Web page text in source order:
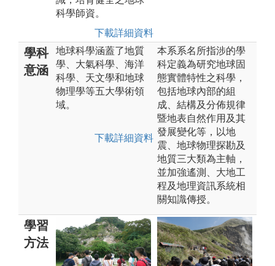
科學師資。
下載詳細資料
學科
意涵
地球科學涵蓋了地質
學、大氣科學、海洋
科學、天文學和地球
物理學等五大學術領
域。
下載詳細資料
本系系名所指涉的學
科定義為研究地球固
態實體特性之科學，
包括地球內部的組
成、結構及分佈規律
暨地表自然作用及其
發展變化等，以地
震、地球物理探勘及
地質三大類為主軸，
並加強遙測、大地工
程及地理資訊系統相
關知識傳授。
學習
方法